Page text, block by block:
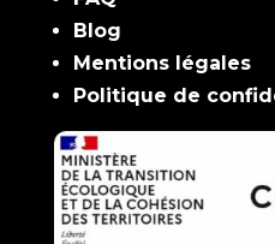
Blog
Mentions légales
Politique de